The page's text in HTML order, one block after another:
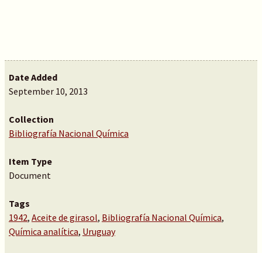
Date Added
September 10, 2013
Collection
Bibliografía Nacional Química
Item Type
Document
Tags
1942, Aceite de girasol, Bibliografía Nacional Química,
Química analítica, Uruguay